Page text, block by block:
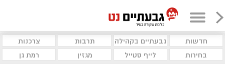
חדשות גבעתיים בקהילה תרבות
צרכנות
בחירות
לייף סטייל מגזין רמת גן